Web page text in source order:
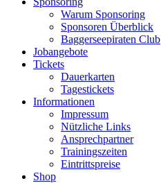
Warum Sponsoring
Sponsoren Überblick
Baggerseepiraten Club
Jobangebote
Tickets
Dauerkarten
Tagestickets
Informationen
Impressum
Nützliche Links
Ansprechpartner
Trainingszeiten
Eintrittspreise
Shop